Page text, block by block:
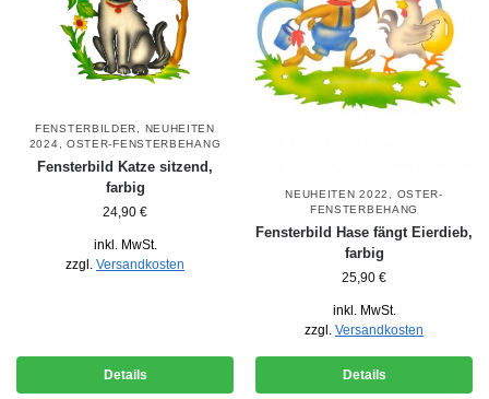
FENSTERBILDER
NEUHEITEN
2024
OSTER-FENSTERBEHANG
Fensterbild Katze sitzend,
farbig
24,90 €
inkl. MwSt.
zzgl. Versandkosten
Details
NEUHEITEN 2022
OSTER-
FENSTERBEHANG
Fensterbild Hase fängt Eierdieb,
farbig
25,90 €
inkl. MwSt.
zzgl. Versandkosten
Details